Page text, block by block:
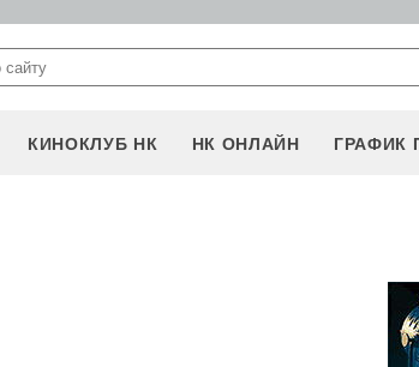
КИНОКЛУБ НК НК ОНЛАЙН ГРАФИК